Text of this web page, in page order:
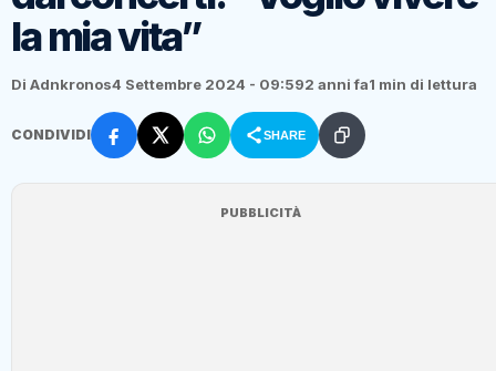
la mia vita”
Di Adnkronos4 Settembre 2024 - 09:592 anni fa1 min di lettura
CONDIVIDI SHARE
PUBBLICITÀ